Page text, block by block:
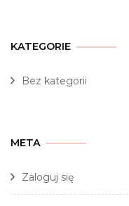
KATEGORIE
Bez kategorii
META
Zaloguj się